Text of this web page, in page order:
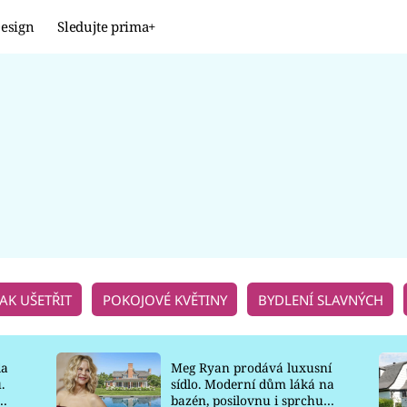
Sledujte prima+
UŠETŘIT POKOJOVÉ KVĚTINY BYDLENÍ SLAVNÝCH
Meg Ryan prodává luxusní
sídlo. Moderní dům láká na
bazén, posilovnu i sprchu